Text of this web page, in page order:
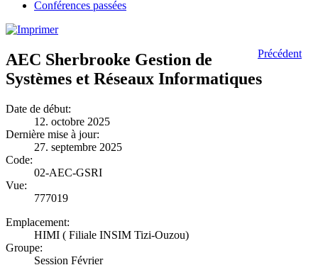
Conférences passées
Précédent
AEC Sherbrooke Gestion de
Systèmes et Réseaux Informatiques
Date de début:
12. octobre 2025
Dernière mise à jour:
27. septembre 2025
Code:
02-AEC-GSRI
Vue:
777019
Emplacement:
HIMI ( Filiale INSIM Tizi-Ouzou)
Groupe:
Session Février